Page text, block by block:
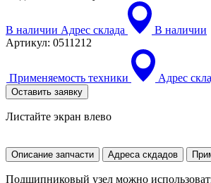
В наличии Адрес склада
В наличии
Артикул: 0511212
Применяемость техники Адрес
Оставить заявку
Листайте экран влево
Описание запчасти Адреса скдадов
Подшипниковый узел можно